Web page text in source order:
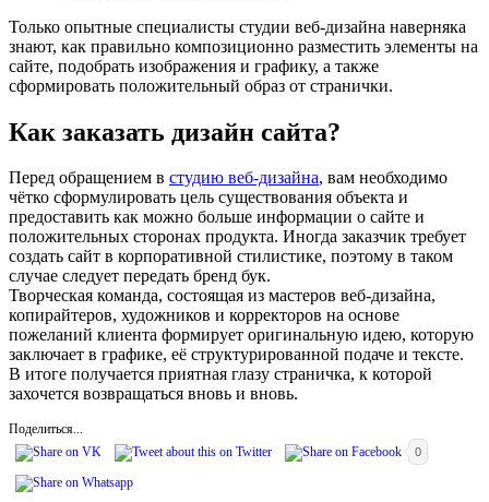
Только опытные специалисты студии веб-дизайна наверняка
знают, как правильно композиционно разместить элементы на
сайте, подобрать изображения и графику, а также
сформировать положительный образ от странички.
Как заказать дизайн сайта?
Перед обращением в студию веб-дизайна, вам необходимо
чётко сформулировать цель существования объекта и
предоставить как можно больше информации о сайте и
положительных сторонах продукта. Иногда заказчик требует
создать сайт в корпоративной стилистике, поэтому в таком
случае следует передать бренд бук.
Творческая команда, состоящая из мастеров веб-дизайна,
копирайтеров, художников и корректоров на основе
пожеланий клиента формирует оригинальную идею, которую
заключает в графике, её структурированной подаче и тексте.
В итоге получается приятная глазу страничка, к которой
захочется возвращаться вновь и вновь.
Поделиться...
0